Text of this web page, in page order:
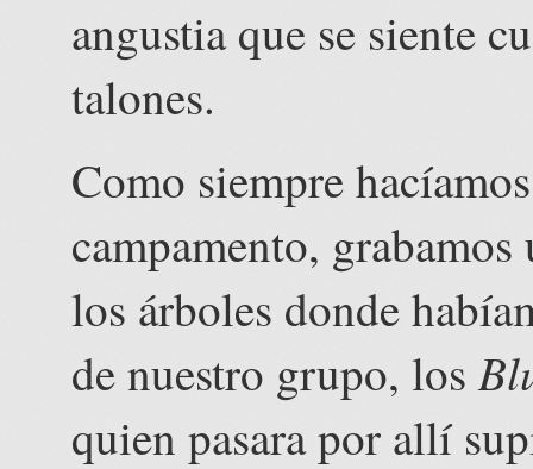
angustia que se siente
talones.
Como siempre
campamento,
los árboles donde
de nuestro grupo, los
quien pasara por allí